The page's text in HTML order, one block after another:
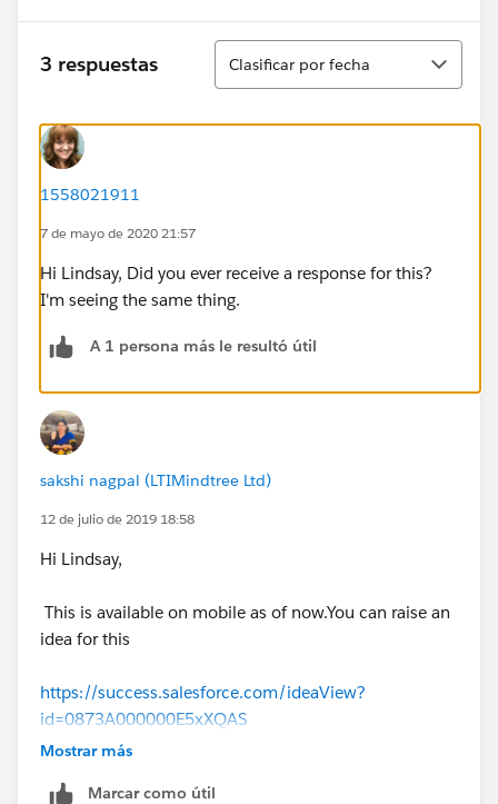
3 respuestas
Ordenar
Clasificar por fecha
1558021911
7 de mayo de 2020 21:57
Hi Lindsay, Did you ever receive a response for this?
I'm seeing the same thing.
A 1 persona más le resultó útil
sakshi nagpal (LTIMindtree Ltd)
12 de julio de 2019 18:58
Hi Lindsay,
This is available on mobile as of now.You can raise an
idea for this
https://success.salesforce.com/ideaView?
id=0873A000000E5xXQAS
Mostrar más
Marcar como útil